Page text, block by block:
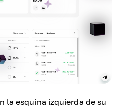
la esquina izquierda de su